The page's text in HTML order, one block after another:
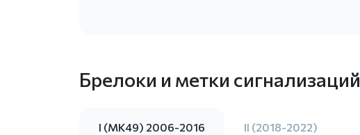
Брелоки и метки сигнализаций
I (MK49) 2006-2016 II (2018-2022)